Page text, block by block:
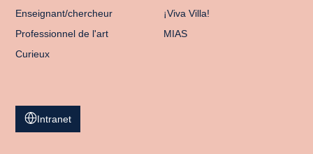
Enseignant/chercheur
Professionnel de l'art
Curieux
¡Viva Villa!
MIAS
Intranet